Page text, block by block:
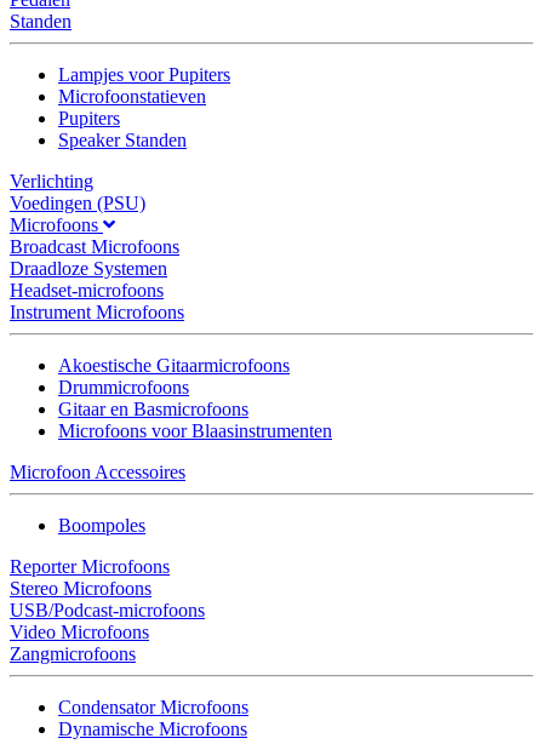
Standen
Lampjes voor Pupiters
Microfoonstatieven
Pupiters
Speaker Standen
Verlichting
Voedingen (PSU)
Microfoons
Broadcast Microfoons
Draadloze Systemen
Headset-microfoons
Instrument Microfoons
Akoestische Gitaarmicrofoons
Drummicrofoons
Gitaar en Basmicrofoons
Microfoons voor Blaasinstrumenten
Microfoon Accessoires
Boompoles
Reporter Microfoons
Stereo Microfoons
USB/Podcast-microfoons
Video Microfoons
Zangmicrofoons
Condensator Microfoons
Dynamische Microfoons